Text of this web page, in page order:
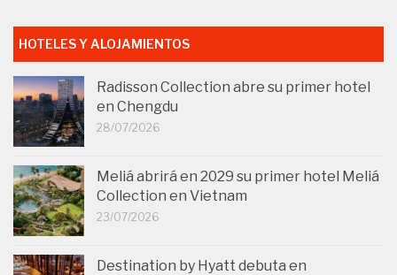
HOTELES Y ALOJAMIENTOS
Radisson Collection abre su primer hotel
en Chengdu
28/07/2026
Meliá abrirá en 2029 su primer hotel Meliá
Collection en Vietnam
23/07/2026
Destination by Hyatt debuta en